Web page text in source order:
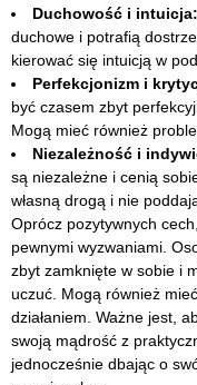
Duchowość i intuicja:
duchowe i potrafią
kierować się intuicją w
Perfekcjonizm i
być czasem zbyt
Mogą mieć również
Niezależność i
są niezależne i cenią
własną drogą i nie
Oprócz pozytywnych
pewnymi wyzwaniami.
zbyt zamknięte w sobie i
uczuć. Mogą również
działaniem. Ważne jest,
swoją mądrość z
jednocześnie dbając o